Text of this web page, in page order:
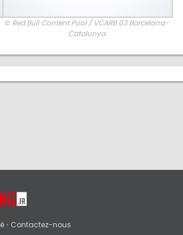
© Red Bull Content Pool / VCARB 03 Barcelona-
Catalunya
• Contactez-nous